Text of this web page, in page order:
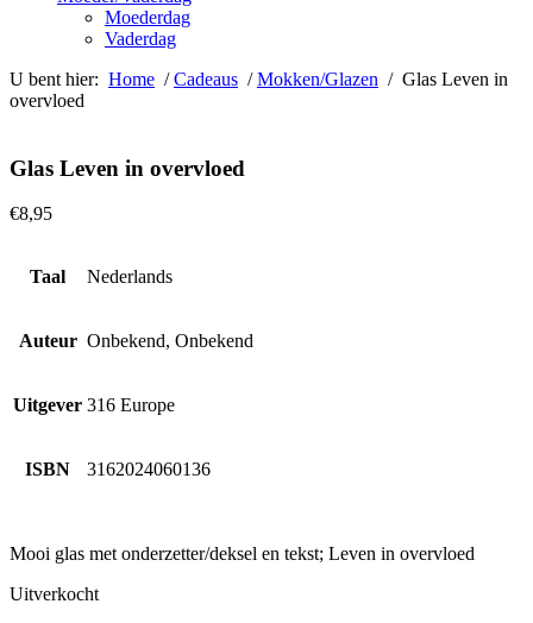
Moederdag
Vaderdag
U bent hier: Home /Cadeaus /Mokken/Glazen / Glas Leven in
overvloed
Glas Leven in overvloed
€8,95
Taal Nederlands
Auteur Onbekend, Onbekend
Uitgever 316 Europe
ISBN 3162024060136
Mooi glas met onderzetter/deksel en tekst; Leven in overvloed
Uitverkocht